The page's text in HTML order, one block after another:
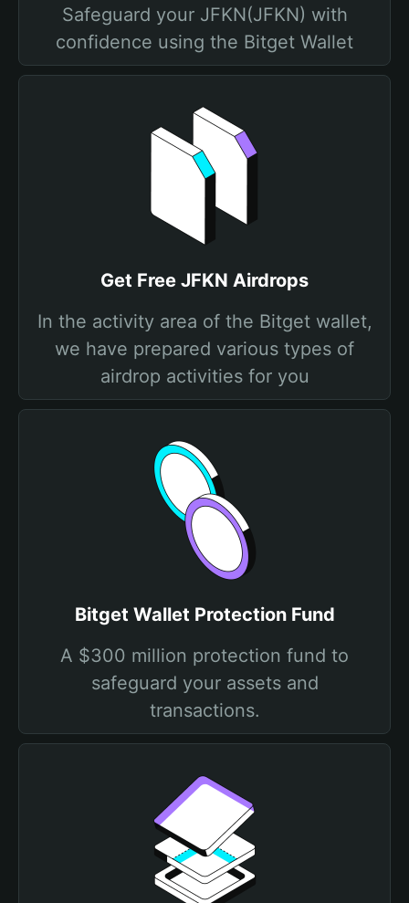
Safeguard your JFKN(JFKN) with
confidence using the Bitget Wallet
Get Free JFKN Airdrops
In the activity area of the Bitget wallet,
we have prepared various types of
airdrop activities for you
Bitget Wallet Protection Fund
A $300 million protection fund to
safeguard your assets and
transactions.